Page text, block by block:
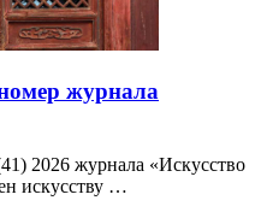
журнала
2026 журнала «Искусство
искусству …